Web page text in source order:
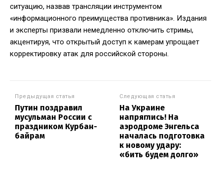
ситуацию, назвав трансляции инструментом
«информационного преимущества противника». Издания
и эксперты призвали немедленно отключить стримы,
акцентируя, что открытый доступ к камерам упрощает
корректировку атак для российской стороны.
Предыдущая статья
Путин поздравил
мусульман России с
праздником Курбан-
байрам
Следующая статья
На Украине
напряглись! На
аэродроме Энгельса
началась подготовка
к новому удару:
«бить будем долго»